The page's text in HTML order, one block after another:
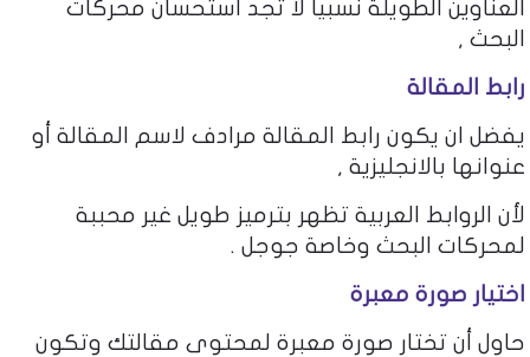
العناوين الطويلة نسبيا لا تجد استحسان محركات
البحث ,
رابط المقالة
يفضل ان يكون رابط المقالة مرادف لاسم المقالة أو
عنوانها بالانجليزية ,
لأن الروابط العربية تظهر بترميز طويل غير محببة
لمحركات البحث وخاصة جوجل .
اختيار صورة معبرة
حاول أن تختار صورة معبرة لمحتوى مقالتك وتكون